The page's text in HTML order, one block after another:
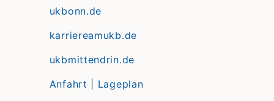
ukbonn.de
karriereamukb.de
ukbmittendrin.de
Anfahrt | Lageplan